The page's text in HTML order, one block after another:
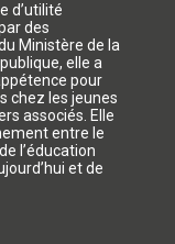
d’utilité
des
Ministère de la
elle a
pour
chez les jeunes
associés. Elle
entre le
l’éducation
et de